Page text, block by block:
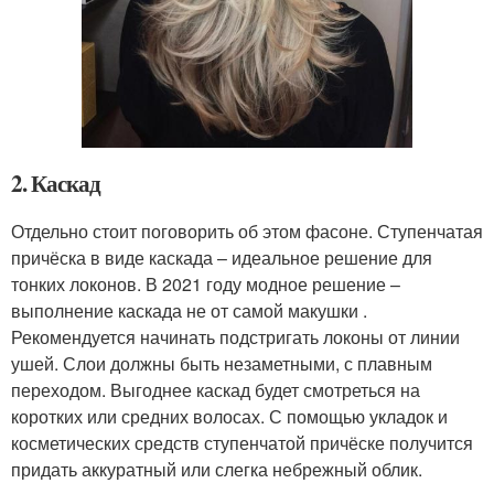
2. Каскад
Отдельно стоит поговорить об этом фасоне. Ступенчатая
причёска в виде каскада – идеальное решение для
тонких локонов. В 2021 году модное решение –
выполнение каскада не от самой макушки .
Рекомендуется начинать подстригать локоны от линии
ушей. Слои должны быть незаметными, с плавным
переходом. Выгоднее каскад будет смотреться на
коротких или средних волосах. С помощью укладок и
косметических средств ступенчатой причёске получится
придать аккуратный или слегка небрежный облик.